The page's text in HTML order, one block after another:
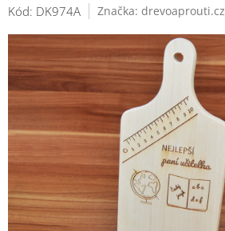
Kód: DK974A Značka: drevoaprouti.cz